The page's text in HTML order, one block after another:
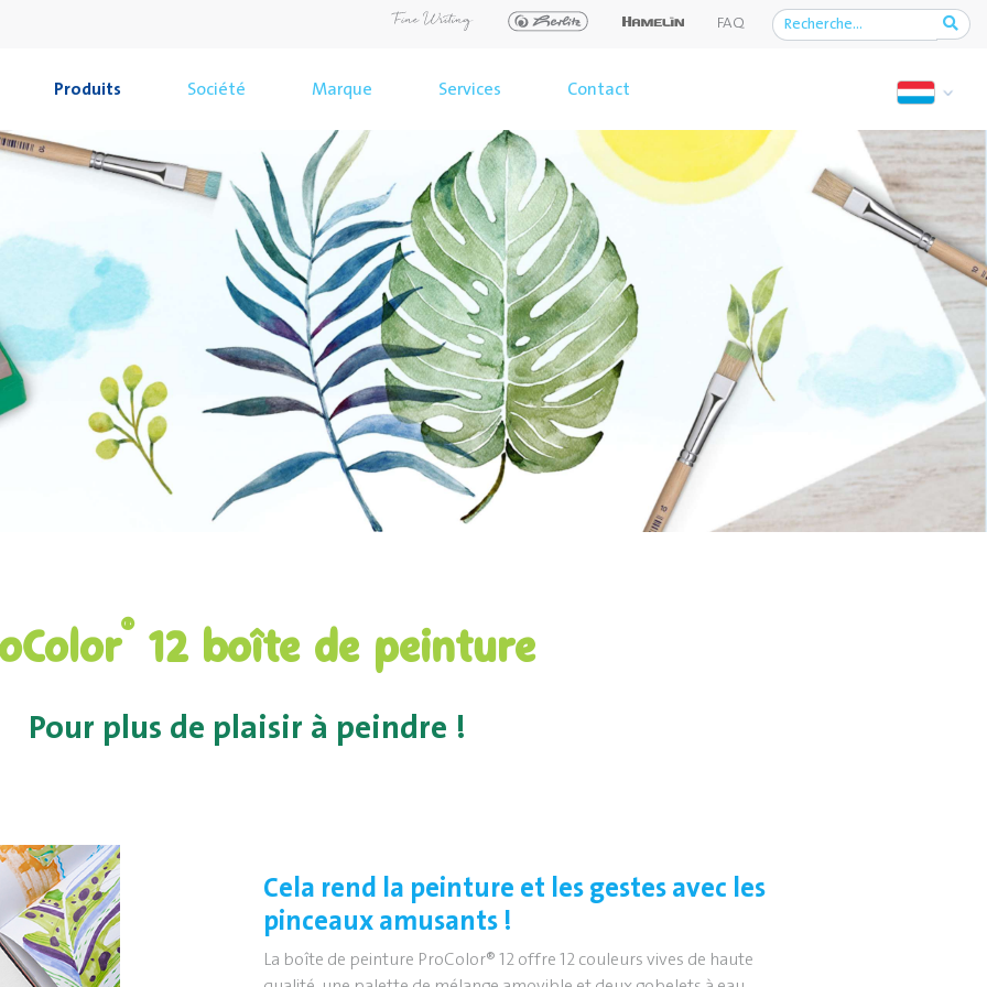
FAQ
Produits Société Marque Services Contact
® 12 boîte de peinture
Pour plus de plaisir à peindre !
Cela rend la peinture et les gestes avec les
pinceaux amusants !
La boîte de peinture ProColor® 12 offre 12 couleurs vives de haute